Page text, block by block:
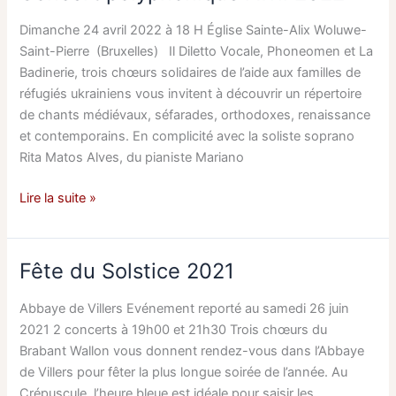
Bruxelles
!Dimanche 24 avril 2022 à 18 H Église Sainte-Alix Woluwe-
Saint-Pierre (Bruxelles) Il Diletto Vocale, Phoneomen et La
Badinerie, trois chœurs solidaires de l’aide aux familles de
réfugiés ukrainiens vous invitent à découvrir un répertoire
de chants médiévaux, séfarades, orthodoxes, renaissance
et contemporains. En complicité avec la soliste soprano
Rita Matos Alves, du pianiste Mariano
Concert
Avril
2022
Lire la suite »
Fête du Solstice 2021
Abbaye de Villers Evénement reporté au samedi 26 juin
2021 2 concerts à 19h00 et 21h30 Trois chœurs du
Brabant Wallon vous donnent rendez-vous dans l’Abbaye
de Villers pour fêter la plus longue soirée de l’année. Au